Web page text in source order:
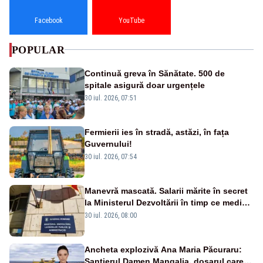
Facebook YouTube
POPULAR
Continuă greva în Sănătate. 500 de
spitale asigură doar urgențele
30 iul. 2026, 07:51
Fermierii ies în stradă, astăzi, în fața
Guvernului!
30 iul. 2026, 07:54
Manevră mascată. Salarii mărite în secret
la Ministerul Dezvoltării în timp ce medicii
ies în stradă
30 iul. 2026, 08:00
Ancheta explozivă Ana Maria Păcuraru:
Șantierul Damen Mangalia, dosarul care